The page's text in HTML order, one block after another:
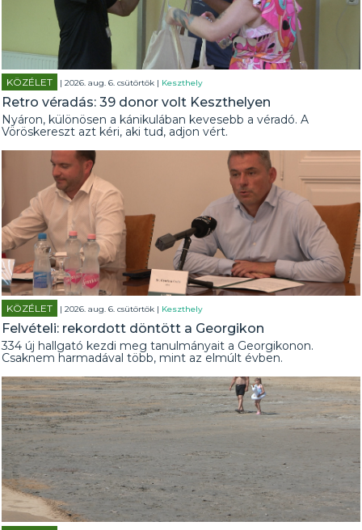
KÖZÉLET | 2026. aug. 6. csütörtök | Keszthely
Retro véradás: 39 donor volt Keszthelyen
Nyáron, különösen a kánikulában kevesebb a véradó. A
Vöröskereszt azt kéri, aki tud, adjon vért.
KÖZÉLET | 2026. aug. 6. csütörtök | Keszthely
Felvételi: rekordott döntött a Georgikon
334 új hallgató kezdi meg tanulmányait a Georgikonon.
Csaknem harmadával több, mint az elmúlt évben.